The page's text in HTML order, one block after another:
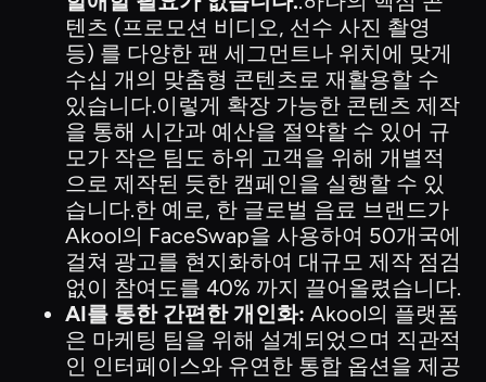
텐츠 (프로모션 비디오, 선수 사진 촬영
등) 를 다양한 팬 세그먼트나 위치에 맞게
수십 개의 맞춤형 콘텐츠로 재활용할 수
있습니다.이렇게 확장 가능한 콘텐츠 제작
을 통해 시간과 예산을 절약할 수 있어 규
모가 작은 팀도 하위 고객을 위해 개별적
으로 제작된 듯한 캠페인을 실행할 수 있
습니다.한 예로, 한 글로벌 음료 브랜드가
Akool의 FaceSwap을 사용하여 50개국에
걸쳐 광고를 현지화하여 대규모 제작 점검
없이 참여도를 40% 까지 끌어올렸습니다.
AI를 통한 간편한 개인화: Akool의 플랫폼
은 마케팅 팀을 위해 설계되었으며 직관적
인 인터페이스와 유연한 통합 옵션을 제공